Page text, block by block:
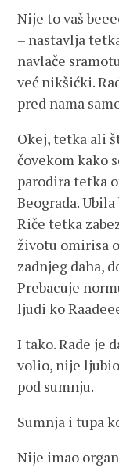
Nije to vaš
– nastavlja
navlače
već nikšićki.
pred nama
Okej, tetka ali
čovekom kako
parodira tetka
Beograda.
Riče tetka
životu omirisa
zadnjeg daha,
Prebacuje
ljudi ko
I tako. Rade je
volio, nije
pod sumnju.
Sumnja i tupa
Nije imao